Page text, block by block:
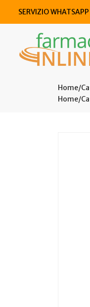
SERVIZIO
Home
Home